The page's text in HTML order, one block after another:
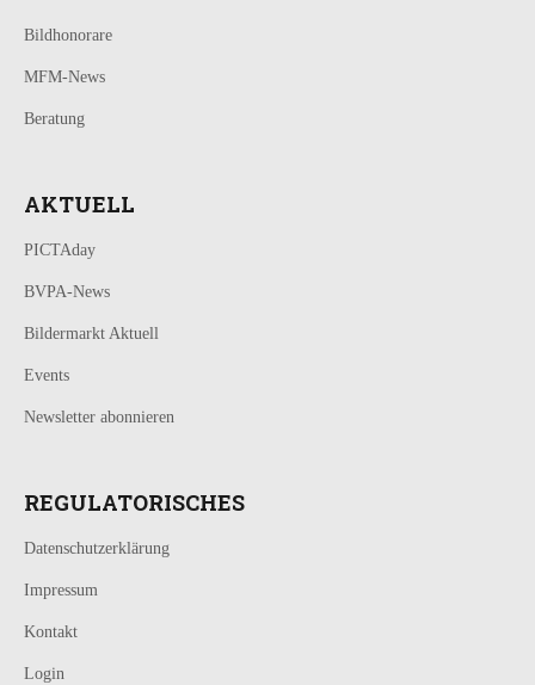
Bildhonorare
MFM-News
Beratung
AKTUELL
PICTAday
BVPA-News
Bildermarkt Aktuell
Events
Newsletter abonnieren
REGULATORISCHES
Datenschutzerklärung
Impressum
Kontakt
Login